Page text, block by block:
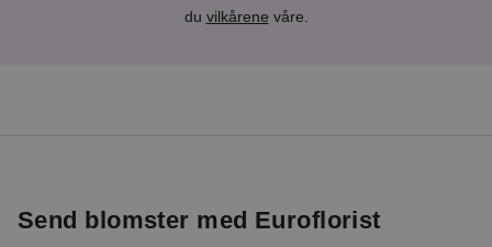
du vilkårene våre.
Send blomster med Euroflorist